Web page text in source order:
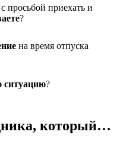
с просьбой приехать и
?
на время отпуска
ситуацию?
который…